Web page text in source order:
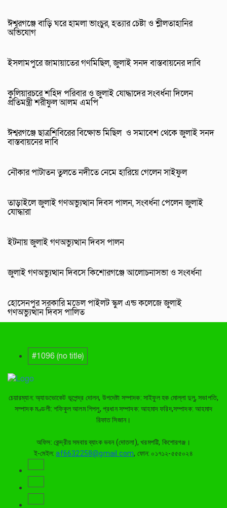
ঈশ্বরগঞ্জে বাড়ি ঘরে হামলা ভাংচুর, হত্যার চেষ্টা ও শ্লীলতাহানির
অভিযোগ
ইসলামপুরে জামায়াতের গণমিছিল, জুলাই সনদ বাস্তবায়নের দাবি
কুলিয়ারচরে শহিদ পরিবার ও জুলাই যোদ্ধাদের সংবর্ধনা দিলেন
প্রতিমন্ত্রী শরীফুল আলম এমপি
ঈশ্বরগঞ্জে ছাত্রশিবিরের বিক্ষোভ মিছিল ও সমাবেশ থেকে জুলাই সনদ
বাস্তবায়নের দাবি
নৌকার পাটাতন তুলতে নদীতে নেমে হারিয়ে গেলেন সাইফুল
তাড়াইলে জুলাই গণঅভ্যুত্থান দিবস পালন, সংবর্ধনা পেলেন জুলাই
যোদ্ধারা
ইটনায় জুলাই গণঅভ্যুত্থান দিবস পালন
জুলাই গণঅভ্যুত্থান দিবসে কিশোরগঞ্জে আলোচনাসভা ও সংবর্ধনা
হোসেনপুর সরকারি মডেল পাইলট স্কুল এন্ড কলেজে জুলাই
গণঅভ্যুত্থান দিবস পালিত
#1096 (no title)
চেয়ারম্যান: অ্যাডভোকেট ভূপেন্দ্র দোলন, উপদেষ্টা সম্পাদক: সাইফুল হক মোল্লা দুলু, সভাপতি,
সম্পাদক মণ্ডলী: শফিকুল আলম শিপলু, প্রধান সম্পাদক: আহমাদ ফরিদ,সম্পাদক: আহমাদ
রিফাত সিজান।
অফিস: কেন্দ্রীয় সমবায় ব্যাংক ভবন (দোতলা), খরমপট্টি, কিশোরগঞ্জ।
ই-মেইল:af6632258@gmail.com, ফোন: ০১৭১২-৫৫৫০২৪